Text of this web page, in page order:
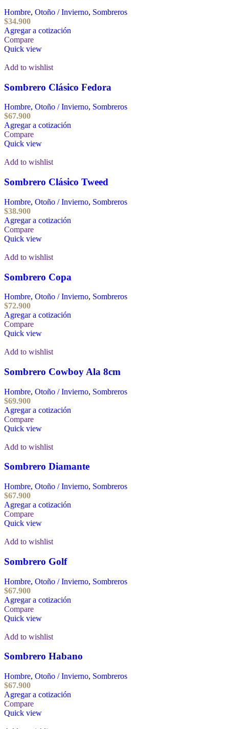
Hombre, Otoño / Invierno, Sombreros
$34.900
Agregar a cotización
Compare
Quick view
Add to wishlist
Sombrero Clásico Fedora
Hombre, Otoño / Invierno, Sombreros
$67.900
Agregar a cotización
Compare
Quick view
Add to wishlist
Sombrero Clásico Tweed
Hombre, Otoño / Invierno, Sombreros
$38.900
Agregar a cotización
Compare
Quick view
Add to wishlist
Sombrero Copa
Hombre, Otoño / Invierno, Sombreros
$72.900
Agregar a cotización
Compare
Quick view
Add to wishlist
Sombrero Cowboy Ala 8cm
Hombre, Otoño / Invierno, Sombreros
$69.900
Agregar a cotización
Compare
Quick view
Add to wishlist
Sombrero Diamante
Hombre, Otoño / Invierno, Sombreros
$67.900
Agregar a cotización
Compare
Quick view
Add to wishlist
Sombrero Golf
Hombre, Otoño / Invierno, Sombreros
$67.900
Agregar a cotización
Compare
Quick view
Add to wishlist
Sombrero Habano
Hombre, Otoño / Invierno, Sombreros
$67.900
Agregar a cotización
Compare
Quick view